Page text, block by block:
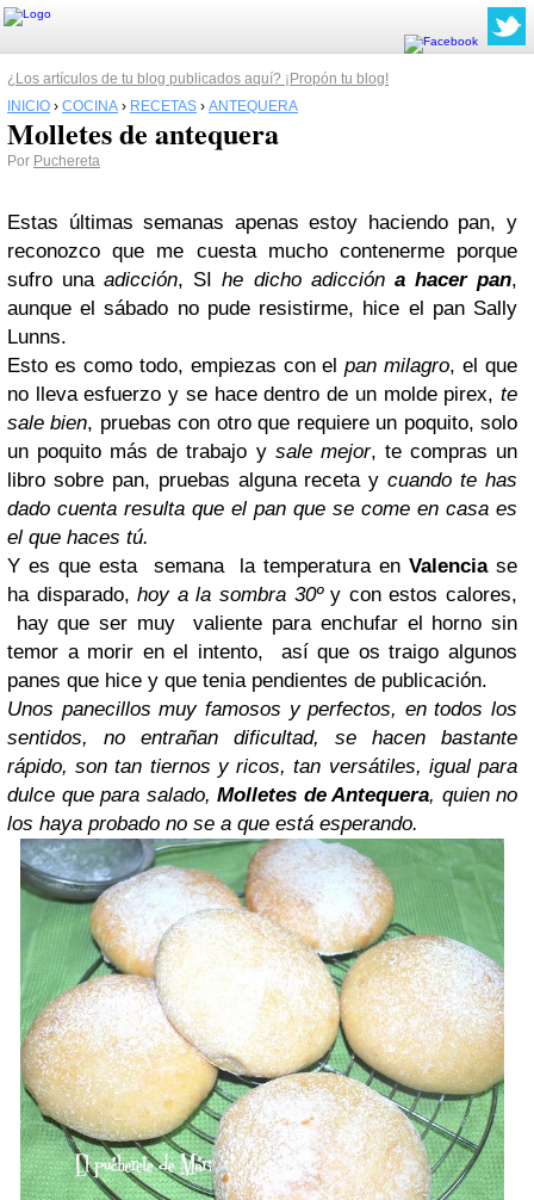
¿Los artículos de tu blog publicados aquí? ¡Propón tu blog!
INICIO › COCINA › RECETAS › ANTEQUERA
Molletes de antequera
Por Puchereta
Estas últimas semanas apenas estoy haciendo pan, y
reconozco que me cuesta mucho contenerme porque
sufro unaadicción, SIhe dicho adicción a hacer pan,
aunque el sábado no pude resistirme, hice el pan Sally
Lunns.
Esto es como todo, empiezas con elpan milagro, el que
no lleva esfuerzo y se hace dentro de un molde pirex, te
sale bien, pruebas con otro que requiere un poquito, solo
un poquito más de trabajo y sale mejor, te compras un
libro sobre pan, pruebas alguna receta ycuando te has
dado cuenta resulta que el pan que se come en casa es
el que haces tú.
Y es que esta semana la temperatura enValenciase
ha disparado,hoy a la sombra 30ºy con estos calores,
hay que ser muy valiente para enchufar el horno sin
temor a morir en el intento, así que os traigo algunos
panes que hice y que tenia pendientes de publicación.
Unos panecillos muy famosos y perfectos, en todos los
sentidos, no entrañan dificultad, se hacen bastante
rápido, son tan tiernos y ricos, tan versátiles, igual para
dulce que para salado, Molletes de Antequera, quien no
los haya probado no se a que está esperando.